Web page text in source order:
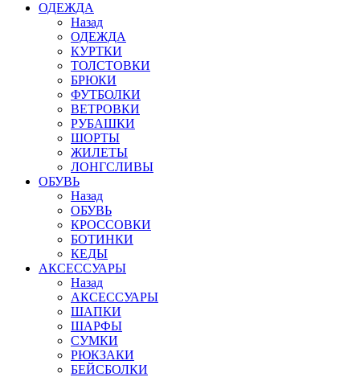
ОДЕЖДА
Назад
ОДЕЖДА
КУРТКИ
ТОЛСТОВКИ
БРЮКИ
ФУТБОЛКИ
ВЕТРОВКИ
РУБАШКИ
ШОРТЫ
ЖИЛЕТЫ
ЛОНГСЛИВЫ
ОБУВЬ
Назад
ОБУВЬ
КРОССОВКИ
БОТИНКИ
КЕДЫ
АКСЕССУАРЫ
Назад
АКСЕССУАРЫ
ШАПКИ
ШАРФЫ
СУМКИ
РЮКЗАКИ
БЕЙСБОЛКИ